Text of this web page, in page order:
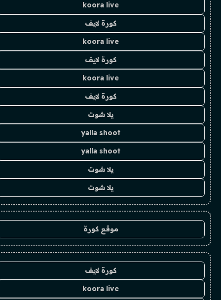
koora live
كورة لايف
koora live
كورة لايف
koora live
كورة لايف
يلا شوت
yalla shoot
yalla shoot
يلا شوت
يلا شوت
موقع كورة
كورة لايف
koora live